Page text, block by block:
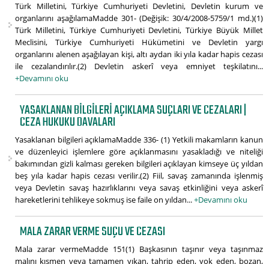
Türk Milletini, Türkiye Cumhuriyeti Devletini, Devletin kurum ve
organlarını aşağılamaMadde 301- (Değişik: 30/4/2008-5759/1 md.)(1)
Türk Milletini, Türkiye Cumhuriyeti Devletini, Türkiye Büyük Millet
Meclisini, Türkiye Cumhuriyeti Hükümetini ve Devletin yargı
organlarını alenen aşağılayan kişi, altı aydan iki yıla kadar hapis cezası
ile cezalandırılır.(2) Devletin askerî veya emniyet teşkilatını...
+Devamını oku
YASAKLANAN BILGILERI AÇIKLAMA SUÇLARI VE CEZALARI |
CEZA HUKUKU DAVALARI
Yasaklanan bilgileri açıklamaMadde 336- (1) Yetkili makamların kanun
ve düzenleyici işlemlere göre açıklanmasını yasakladığı ve niteliği
bakımından gizli kalması gereken bilgileri açıklayan kimseye üç yıldan
beş yıla kadar hapis cezası verilir.(2) Fiil, savaş zamanında işlenmiş
veya Devletin savaş hazırlıklarını veya savaş etkinliğini veya askerî
hareketlerini tehlikeye sokmuş ise faile on yıldan...+Devamını oku
MALA ZARAR VERME SUÇU VE CEZASI
Mala zarar vermeMadde 151(1) Başkasının taşınır veya taşınmaz
malını kısmen veya tamamen yıkan, tahrip eden, yok eden, bozan,